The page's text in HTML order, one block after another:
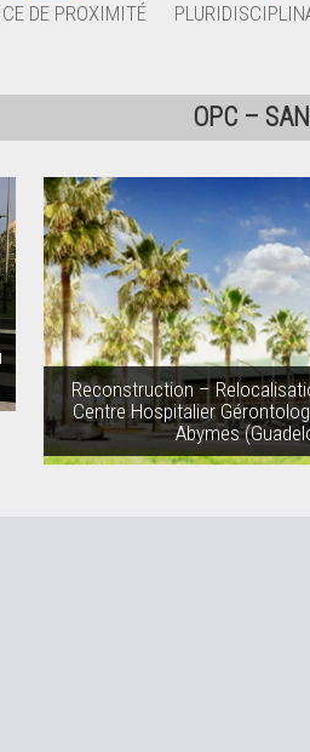
DE PROXIMITÉ
OPC –
Reconstruction –
Centre Hospitalier
Abymes